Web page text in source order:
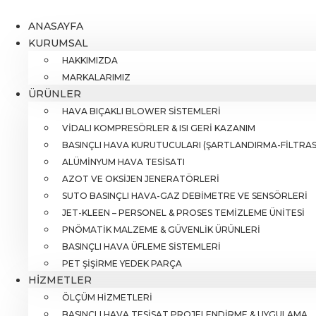
atla
ANASAYFA
KURUMSAL
HAKKIMIZDA
MARKALARIMIZ
ÜRÜNLER
HAVA BIÇAKLI BLOWER SISTEMLERI
VIDALI KOMPRESÖRLER & ISI GERI KAZANIM
BASINÇLI HAVA KURUTUCULARI (ŞARTLANDIRMA-
ALÜMINYUM HAVA TESISATI
AZOT VE OKSIJEN JENERATÖRLERI
SUTO BASINÇLI HAVA-GAZ DEBIMETRE VE SENSÖRLERI
JET-KLEEN – PERSONEL & PROSES TEMIZLEME ÜNITESI
PNÖMATIK MALZEME & GÜVENLIK ÜRÜNLERI
BASINÇLI HAVA ÜFLEME SISTEMLERI
PET ŞIŞIRME YEDEK PARÇA
HIZMETLER
ÖLÇÜM HIZMETLERI